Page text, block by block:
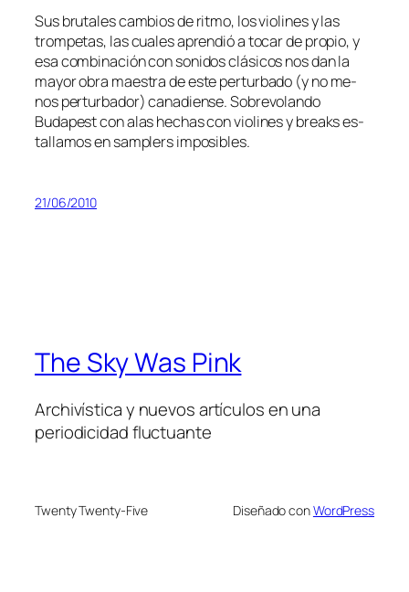
Sus bru­ta­les cam­bios de rit­mo, los vio­li­nes y las
trom­pe­tas, las cua­les apren­dió a to­car de pro­pio, y
esa com­bi­na­ción con so­ni­dos clá­si­cos nos dan la
ma­yor obra maes­tra de es­te per­tur­ba­do (y no me­
nos per­tur­ba­dor) ca­na­dien­se. Sobrevolando
Budapest con alas he­chas con vio­li­nes y breaks es­
ta­lla­mos en sam­plers imposibles.
21/06/2010
The Sky Was Pink
Archivística y nuevos artículos en una
periodicidad fluctuante
Twenty Twenty-Five Diseñado conWordPress